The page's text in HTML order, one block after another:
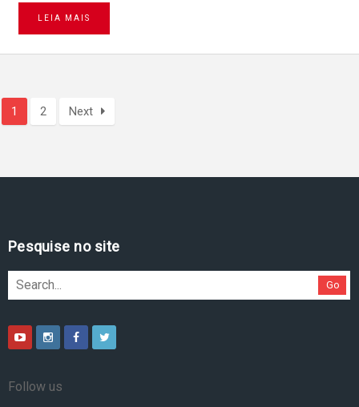
LEIA MAIS
1 2 Next
Pesquise no site
Go
Follow us